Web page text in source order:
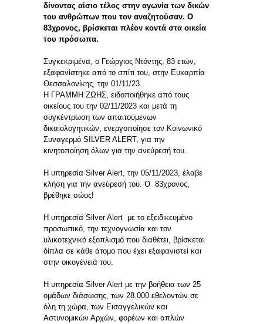
δίνοντας αίσιο τέλος στην αγωνία των δικών
του ανθρώπων που τον αναζητούσαν. Ο
83χρονος, βρίσκεται πλέον κοντά στα οικεία
του πρόσωπα.
Συγκεκριμένα, ο Γεώργιος Ντόντης, 83 ετών,
εξαφανίστηκε από το σπίτι του, στην Ευκαρπία
Θεσσαλονίκης, την 01/11/23.
Η ΓΡΑΜΜΗ ΖΩΗΣ, ειδοποιήθηκε από τους
οικείους του την 02/11/2023 και μετά τη
συγκέντρωση των απαιτούμενων
δικαιολογητικών, ενεργοποίησε τον Κοινωνικό
Συναγερμό SILVER ALERT, για την
κινητοποίηση όλων για την ανεύρεσή του.
Η υπηρεσία Silver Alert, την 05/11/2023, έλαβε
κλήση για την ανεύρεσή του. Ο 83χρονος,
βρέθηκε σώος!
Η υπηρεσία Silver Alert με το εξειδικευμένο
προσωπικό, την τεχνογνωσία και τον
υλικοτεχνικό εξοπλισμό που διαθέτει, βρίσκεται
δίπλα σε κάθε άτομο που έχει εξαφανιστεί και
στην οικογένειά του.
Η υπηρεσία Silver Alert με την βοήθεια των 25
ομάδων διάσωσης, των 28.000 εθελοντών σε
όλη τη χώρα, των Εισαγγελικών και
Αστυνομικών Αρχών, φορέων και απλών